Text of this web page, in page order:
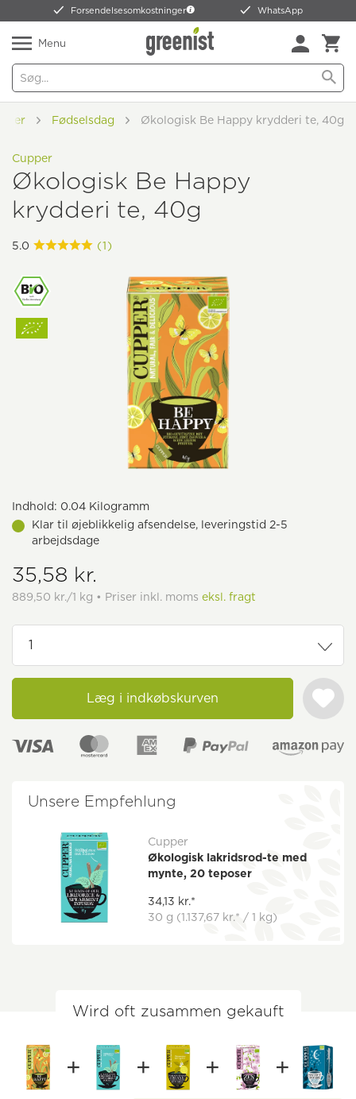
Forsendelsesomkostninger WhatsApp
Menu
Fødselsdag Økologisk Be Happy krydderi te, 40g
Cupper
Økologisk Be Happy
krydderi te, 40g
5.0 (1)
Indhold: 0.04 Kilogramm
Klar til øjeblikkelig afsendelse, leveringstid 2-5
arbejdsdage
35,58 kr.
889,50 kr./1 kg • Priser inkl. moms eksl. fragt
Læg i indkøbskurven
Unsere Empfehlung
Cupper
Økologisk lakridsrod-te med
mynte, 20 teposer
34,13 kr.*
30 g (1.137,67 kr.* / 1 kg)
Wird oft zusammen gekauft